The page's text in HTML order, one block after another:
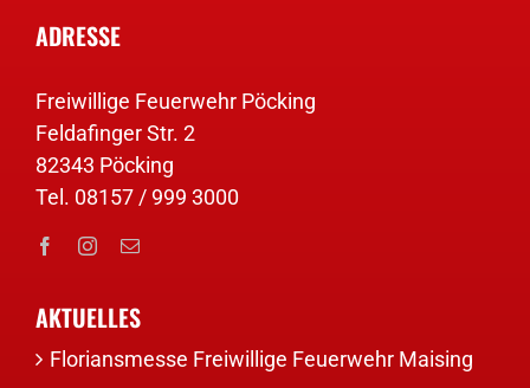
ADRESSE
Freiwillige Feuerwehr Pöcking
Feldafinger Str. 2
82343 Pöcking
Tel. 08157 / 999 3000
AKTUELLES
Floriansmesse Freiwillige Feuerwehr Maising